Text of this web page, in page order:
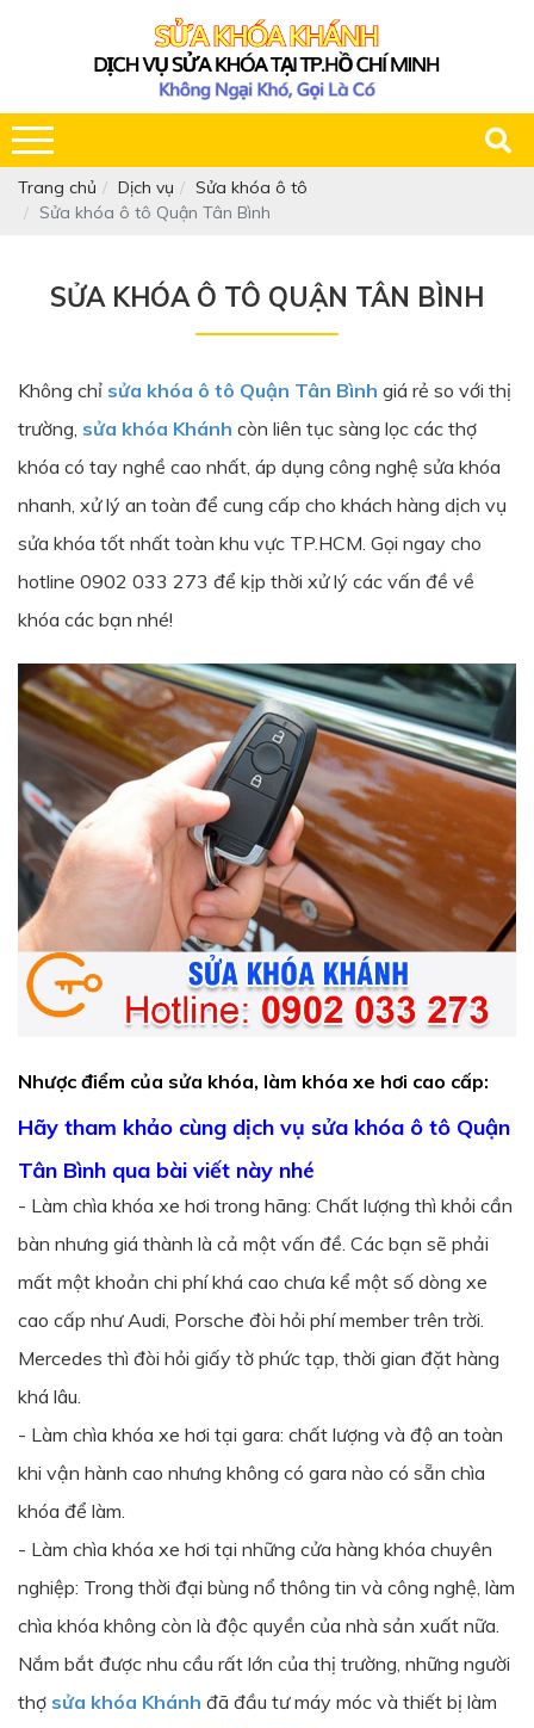
Trang chủ Dịch vụ
Sửa khóa ô tô
Sửa khóa ô tô Quận Tân Bình
SỬA KHÓA Ô TÔ QUẬN TÂN BÌNH
Không chỉ sửa khóa ô tô Quận Tân Bình giá rẻ so với thị
trường, sửa khóa Khánh còn liên tục sàng lọc các thợ
khóa có tay nghề cao nhất, áp dụng công nghệ sửa khóa
nhanh, xử lý an toàn để cung cấp cho khách hàng dịch vụ
sửa khóa tốt nhất toàn khu vực TP.HCM. Gọi ngay cho
hotline 0902 033 273 để kịp thời xử lý các vấn đề về
khóa các bạn nhé!
Nhược điểm của sửa khóa, làm khóa xe hơi cao cấp:
Hãy tham khảo cùng dịch vụ sửa khóa ô tô Quận
Tân Bình qua bài viết này nhé
- Làm chìa khóa xe hơi trong hãng: Chất lượng thì khỏi cần
bàn nhưng giá thành là cả một vấn đề. Các bạn sẽ phải
mất một khoản chi phí khá cao chưa kể một số dòng xe
cao cấp như Audi, Porsche đòi hỏi phí member trên trời.
Mercedes thì đòi hỏi giấy tờ phức tạp, thời gian đặt hàng
khá lâu.
- Làm chìa khóa xe hơi tại gara: chất lượng và độ an toàn
khi vận hành cao nhưng không có gara nào có sẵn chìa
khóa để làm.
- Làm chìa khóa xe hơi tại những cửa hàng khóa chuyên
nghiệp: Trong thời đại bùng nổ thông tin và công nghệ, làm
chìa khóa không còn là độc quyền của nhà sản xuất nữa.
Nắm bắt được nhu cầu rất lớn của thị trường, những người
thợ sửa khóa Khánh đã đầu tư máy móc và thiết bị làm